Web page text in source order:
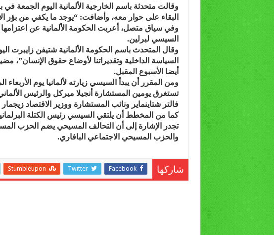
وقالت متحدثة باسم الخارجية الألمانية اليوم
البقاء على حوار معه، وأضافت: “يوجد ما يكفي من بؤر
وفي سياق متصل، أعربت الحكومة الألمانية عن اعتزامها
السيسي لبرلين.
وقال المتحدث باسم الحكومة الألمانية شتيفن زايبرت
السياسة الداخلية وتقديراتنا لأوضاع حقوق الإنسان”،
أيضا الأسبوع المقبل.
ومن المقرر أن يبدأ السيسي زيارته لألمانيا يوم الأربعاء
تستغرق يومين المستشارة أنجيلا ميركل والرئيس
فالتر شتاينماير ونائب المستشارة ووزير الاقتصاد
كما من المخطط أن يلتقي السيسي رئيس الكتلة
تجدر الإشارة إلى أن التحالف المسيحي يضم الحزب
والحزب المسيحي الاجتماعي البافاري.
شاركها Facebook
Twitter
Stumbleupon